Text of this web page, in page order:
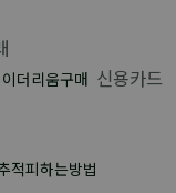
이더리움구매 신용카드
적피하는방법